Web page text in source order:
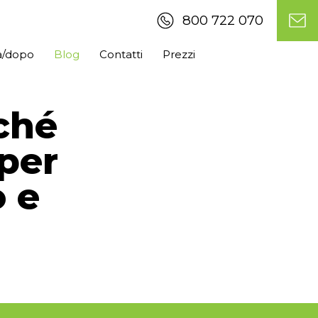
800 722 070
dopo Blog Contatti Prezzi
e